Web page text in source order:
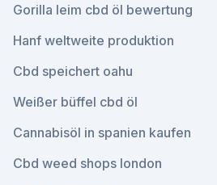
Gorilla leim cbd öl bewertung
Hanf weltweite produktion
Cbd speichert oahu
Weißer büffel cbd öl
Cannabisöl in spanien kaufen
Cbd weed shops london